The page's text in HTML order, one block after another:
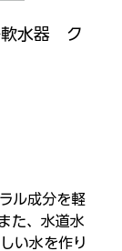
水器 ク
ル成分を軽
た、水道水
い水を作り